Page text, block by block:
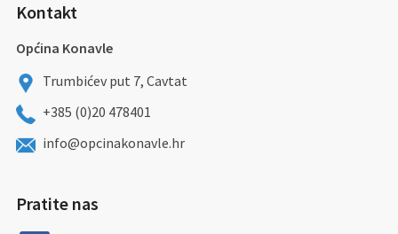
Kontakt
Općina Konavle
Trumbićev put 7, Cavtat
+385 (0)20 478401
info@opcinakonavle.hr
Pratite nas